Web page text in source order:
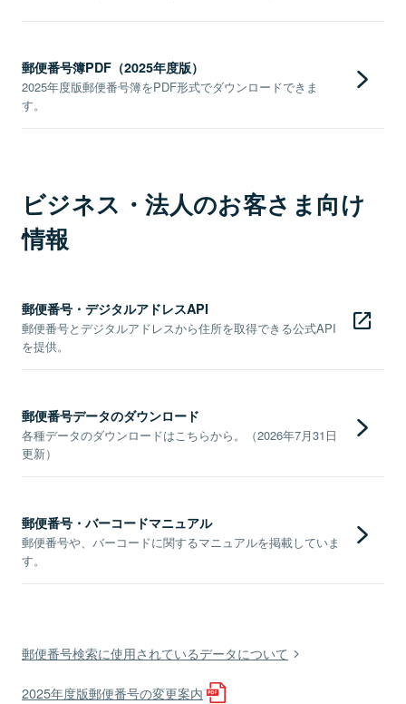
郵便番号簿PDF（2025年度版）
2025年度版郵便番号簿をPDF形式でダウンロードできま
す。
ビジネス・法人のお客さま向け
情報
郵便番号・デジタルアドレスAPI
郵便番号とデジタルアドレスから住所を取得できる公式API
を提供。
郵便番号データのダウンロード
各種データのダウンロードはこちらから。（2026年7月31日
更新）
郵便番号・バーコードマニュアル
郵便番号や、バーコードに関するマニュアルを掲載していま
す。
郵便番号検索に使用されているデータについて
2025年度版郵便番号の変更案内